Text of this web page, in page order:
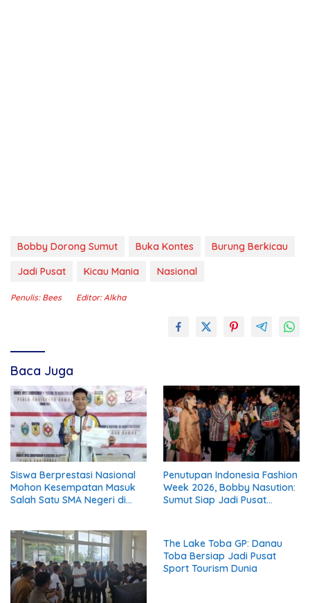
Bobby Dorong Sumut Buka Kontes
Burung Berkicau
Jadi Pusat
Kicau Mania Nasional
Penulis: Bees Editor: Alkha
Baca Juga
Siswa Berprestasi Nasional
Mohon Kesempatan Masuk
Salah Satu SMA Negeri di
Penutupan Indonesia Fashion
Week 2026, Bobby Nasution:
Sumut Siap Jadi Pusat
The Lake Toba GP: Danau
Toba Bersiap Jadi Pusat
Sport Tourism Dunia